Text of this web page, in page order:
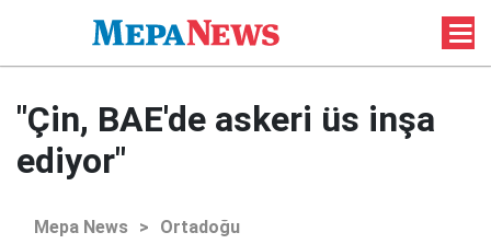
"Çin, BAE'de askeri üs inşa
ediyor"
Mepa News > Ortadoğu